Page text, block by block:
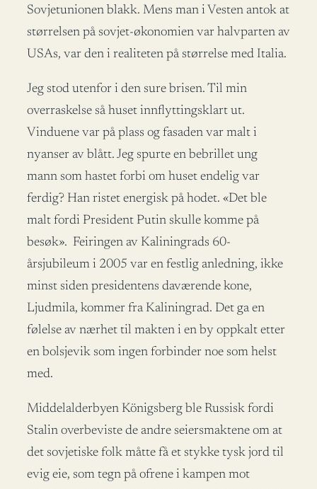
Sovjetunionen blakk. Mens man i Vesten antok at
størrelsen på sovjet-økonomien var halvparten av
USAs, var den i realiteten på størrelse med Italia.
Jeg stod utenfor i den sure brisen. Til min
overraskelse så huset innflyttingsklart ut.
Vinduene var på plass og fasaden var malt i
nyanser av blått. Jeg spurte en bebrillet ung
mann som hastet forbi om huset endelig var
ferdig? Han ristet energisk på hodet. «Det ble
malt fordi President Putin skulle komme på
besøk». Feiringen av Kaliningrads 60-
årsjubileum i 2005 var en festlig anledning, ikke
minst siden presidentens daværende kone,
Ljudmila, kommer fra Kaliningrad. Det ga en
følelse av nærhet til makten i en by oppkalt etter
en bolsjevik som ingen forbinder noe som helst
med.
Middelalderbyen Königsberg ble Russisk fordi
Stalin overbeviste de andre seiersmaktene om at
det sovjetiske folk måtte få et stykke tysk jord til
evig eie, som tegn på ofrene i kampen mot